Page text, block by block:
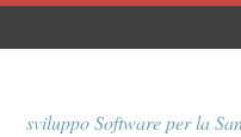
sviluppo Software per la